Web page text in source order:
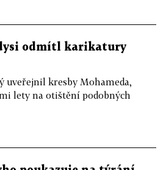
odmítl karikatury
uveřejnil kresby Mohameda,
lety na otištění podobných